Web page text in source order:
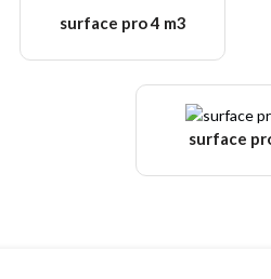
surface pro 4 m3
surface